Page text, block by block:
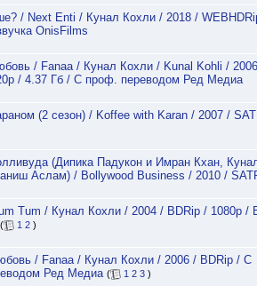
/ Next Enti / Кунал Кохли / 2018 /
OnisFilms
/ Fanaa / Кунал Кохли / Kunal Kohli /
/ 4.37 Гб / С проф. переводом Ред Медиа
(2 сезон) / Koffee with Karan / 2007 /
(Дипика Падукон и Имран Кхан,
Аслам) / Bollywood Business / 2010 /
Tum / Кунал Кохли / 2004 / BDRip / 1080p /
( 1 2 )
/ Fanaa / Кунал Кохли / 2006 / BDRip / С
Ред Медиа ( 1 2 3 )